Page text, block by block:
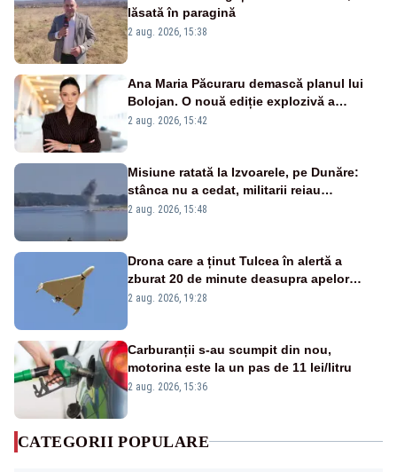
lăsată în paragină
2 aug. 2026, 15:38
Ana Maria Păcuraru demască planul lui
Bolojan. O nouă ediție explozivă a
emisiunii „Miza Zilei” la Realitatea PLUS
2 aug. 2026, 15:42
Misiune ratată la Izvoarele, pe Dunăre:
stânca nu a cedat, militarii reiau
detonările luni – VIDEO
2 aug. 2026, 15:48
Drona care a ținut Tulcea în alertă a
zburat 20 de minute deasupra apelor
României. Au fost ridicate două F-16
2 aug. 2026, 19:28
Carburanții s-au scumpit din nou,
motorina este la un pas de 11 lei/litru
2 aug. 2026, 15:36
CATEGORII POPULARE